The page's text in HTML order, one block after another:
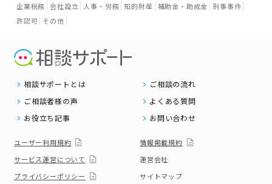
企業税務 会社設立 人事・労務 知的財産 補助金・助成金 刑事事件
許認可 その他
相談サポートとは
ご相談の流れ
ご相談者様の声
よくある質問
お役立ち記事
お問い合わせ
ユーザー利用規約
情報掲載規約
サービス運営について
運営会社
プライバシーポリシー
サイトマップ